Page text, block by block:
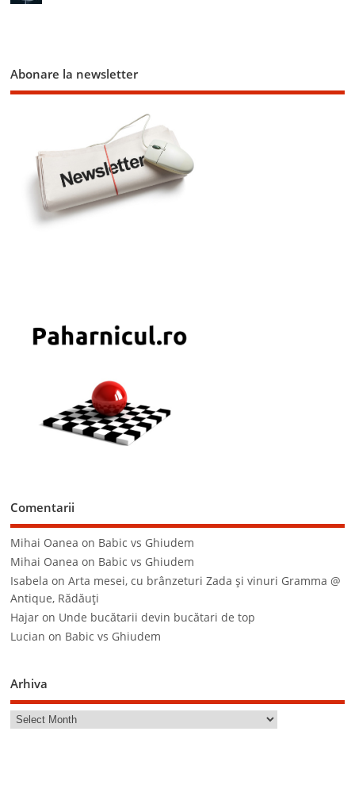
Abonare la newsletter
Comentarii
Mihai Oanea on Babic vs Ghiudem
Mihai Oanea on Babic vs Ghiudem
Isabela onArta mesei, cu brânzeturi Zada şi vinuri Gramma @
Antique, Rădăuţi
Hajar on Unde bucătarii devin bucătari de top
Lucian on Babic vs Ghiudem
Arhiva